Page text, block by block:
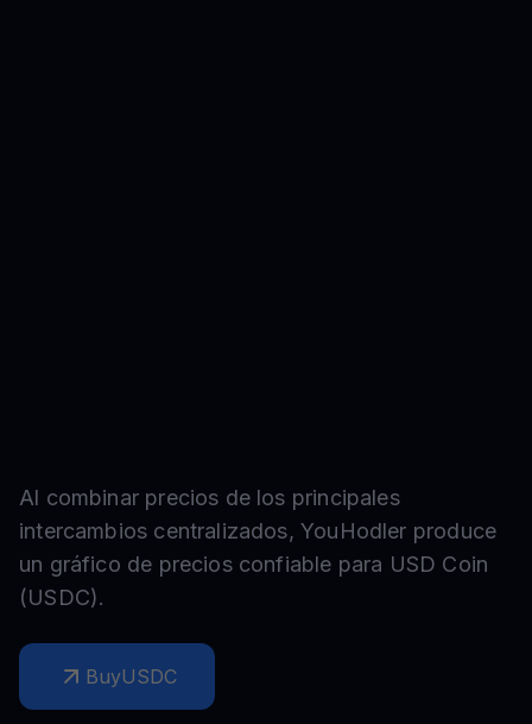
Al combinar precios de los principales
intercambios centralizados, YouHodler produce
un gráfico de precios confiable para USD Coin
(USDC).
BuyUSDC